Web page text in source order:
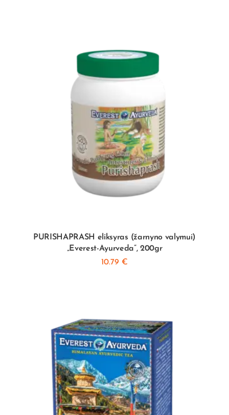
PURISHAPRASH eliksyras (žarnyno valymui)
„Everest-Ayurveda”, 200gr
10.79 €